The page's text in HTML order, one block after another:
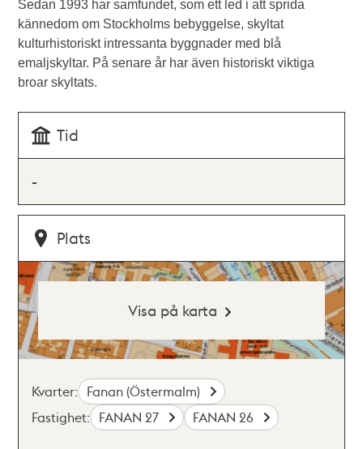
Sedan 1993 har samfundet, som ett led i att sprida
kännedom om Stockholms bebyggelse, skyltat
kulturhistoriskt intressanta byggnader med blå
emaljskyltar. På senare år har även historiskt viktiga
broar skyltats.
Tid
-
Plats
Visa på karta
Kvarter: Fanan (Östermalm)
Fastighet: FANAN 27 FANAN 26